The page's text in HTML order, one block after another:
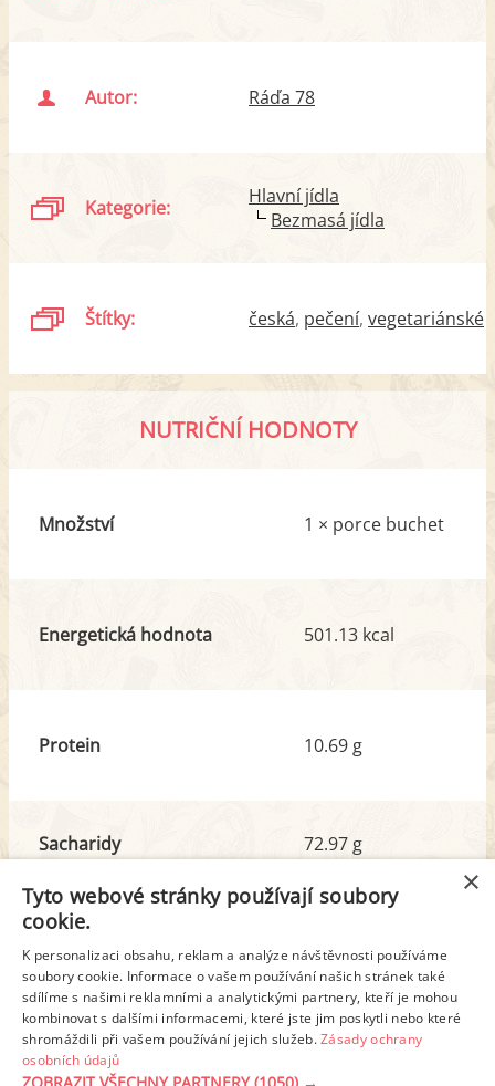
Autor: Ráďa 78
Kategorie:
Hlavní jídla
Bezmasá jídla
Štítky: česká pečení vegetariánské
NUTRIČNÍ HODNOTY
Množství 1 × porce buchet
Energetická hodnota 501.13 kcal
Protein 10.69 g
Sacharidy
z toho cukr
72.97 g
27.34 g
Tuk
z toho nas. mastné kyseliny
15.75 g
9.12 g
Detailní rozpis
×
Tyto webové stránky používají soubory
cookie.
K personalizaci obsahu, reklam a analýze návštěvnosti používáme
soubory cookie. Informace o vašem používání našich stránek také
sdílíme s našimi reklamními a analytickými partnery, kteří je mohou
kombinovat s dalšími informacemi, které jste jim poskytli nebo které
shromáždili při vašem používání jejich služeb.Zásady ochrany
osobních údajů